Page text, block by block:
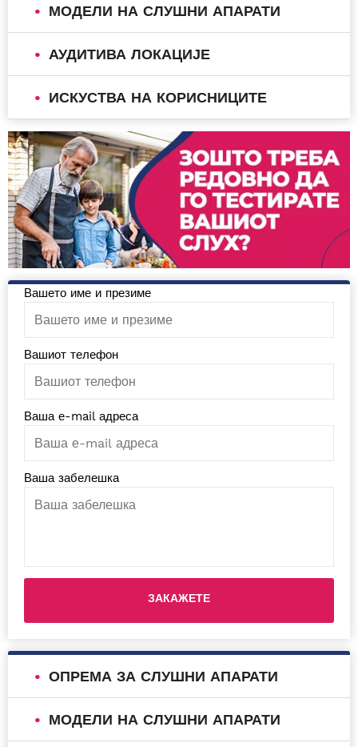
МОДЕЛИ НА СЛУШНИ АПАРАТИ
АУДИТИВА ЛОКАЦИЈЕ
ИСКУСТВА НА КОРИСНИЦИТЕ
Вашето име и презиме
Вашиот телефон
Ваша е-mail адреса
Ваша забелешка
Please leave this field empty.
ОПРЕМА ЗА СЛУШНИ АПАРАТИ
МОДЕЛИ НА СЛУШНИ АПАРАТИ